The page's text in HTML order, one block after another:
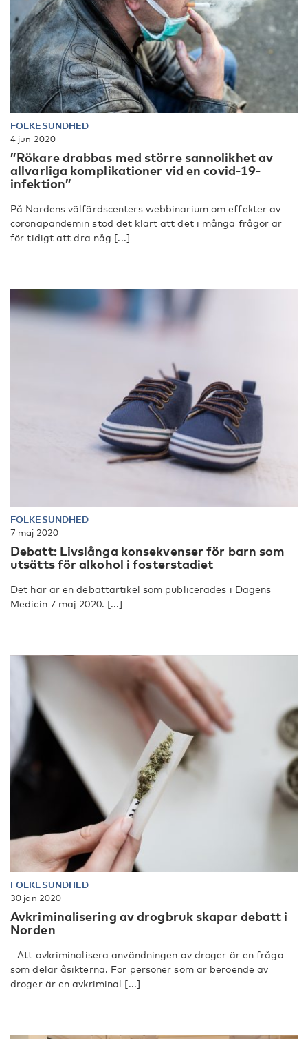
FOLKESUNDHED
4 jun 2020
”Rökare drabbas med större sannolikhet av
allvarliga komplikationer vid en covid-19-
infektion”
På Nordens välfärdscenters webbinarium om effekter av
coronapandemin stod det klart att det i många frågor är
för tidigt att dra någ [...]
FOLKESUNDHED
7 maj 2020
Debatt: Livslånga konsekvenser för barn som
utsätts för alkohol i fosterstadiet
Det här är en debattartikel som publicerades i Dagens
Medicin 7 maj 2020. [...]
FOLKESUNDHED
30 jan 2020
Avkriminalisering av drogbruk skapar debatt i
Norden
- Att avkriminalisera användningen av droger är en fråga
som delar åsikterna. För personer som är beroende av
droger är en avkriminal [...]